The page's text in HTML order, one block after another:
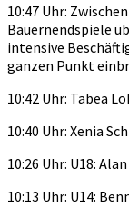
10:47 Uhr:
Bauernendspiele
intensive
ganzen Punkt
10:42 Uhr: Tabea
10:40 Uhr: Xenia
10:26 Uhr: U18:
10:13 Uhr: U14: